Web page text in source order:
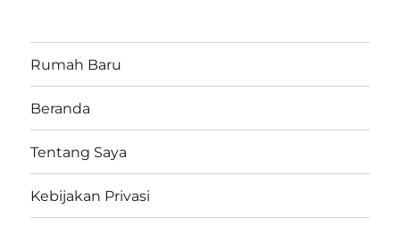
Rumah Baru
Beranda
Tentang Saya
Kebijakan Privasi